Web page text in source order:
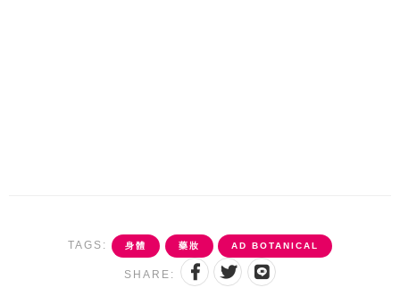
TAGS: 身體 藥妝 AD BOTANICAL
SHARE: